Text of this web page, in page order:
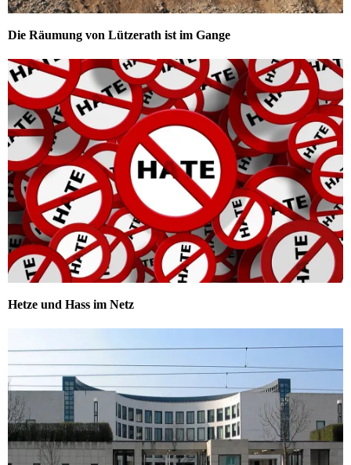
Die Räumung von Lützerath ist im Gange
Hetze und Hass im Netz